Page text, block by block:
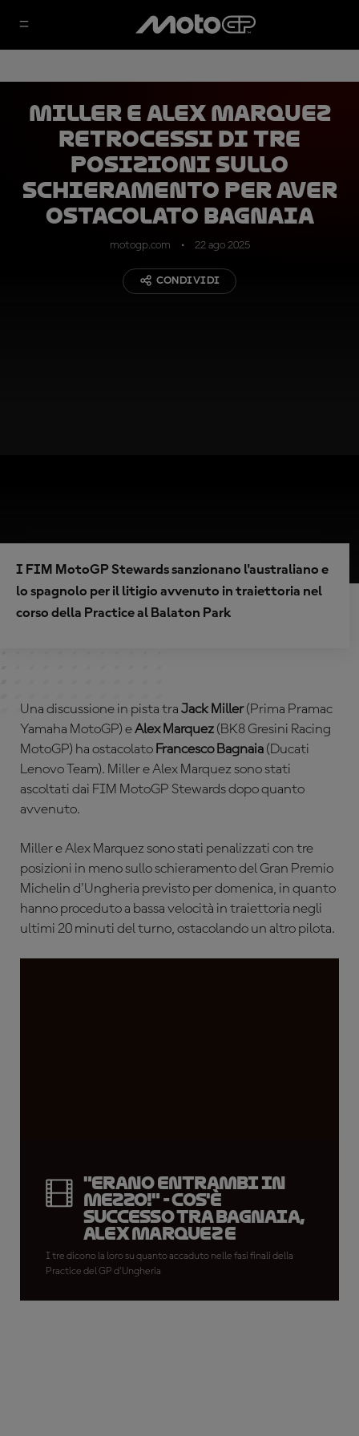
Miller e Alex Marquez
retrocessi di tre
posizioni sullo
schieramento per aver
ostacolato Bagnaia
motogp.com 22 ago 2025
CONDIVIDI
I FIM MotoGP Stewards sanzionano l'australiano e
lo spagnolo per il litigio avvenuto in traiettoria nel
corso della Practice al Balaton Park
Una discussione in pista tra Jack Miller(Prima Pramac
Yamaha MotoGP) eAlex Marquez (BK8 Gresini Racing
MotoGP) ha ostacolato Francesco Bagnaia (Ducati
Lenovo Team). Miller e Alex Marquez sono stati
ascoltati dai FIM MotoGP Stewards dopo quanto
avvenuto.
Miller e Alex Marquez sono stati penalizzati con tre
posizioni in meno sullo schieramento del Gran Premio
Michelin d'Ungheria previsto per domenica, in quanto
hanno proceduto a bassa velocità in traiettoria negli
ultimi 20 minuti del turno, ostacolando un altro pilota.
"Erano entrambi in
mezzo!" - cos'è
successo tra Bagnaia,
Alex Marquez e
Miller?
I tre dicono la loro su quanto accaduto nelle fasi finali della
Practice del GP d'Ungheria